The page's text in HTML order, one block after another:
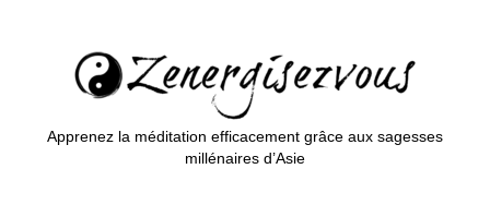
Apprenez la méditation efficacement grâce aux sagesses
millénaires d’Asie